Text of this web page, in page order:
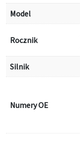
Model
Rocznik
Silnik
Numery OE